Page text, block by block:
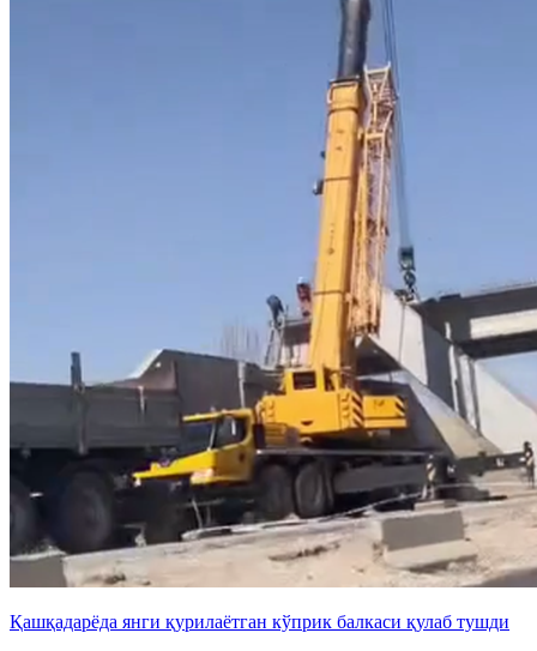
Қашқадарёда янги қурилаётган кўприк балкаси қулаб тушди